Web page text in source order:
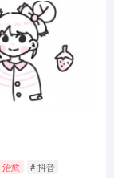
治愈 # 抖音